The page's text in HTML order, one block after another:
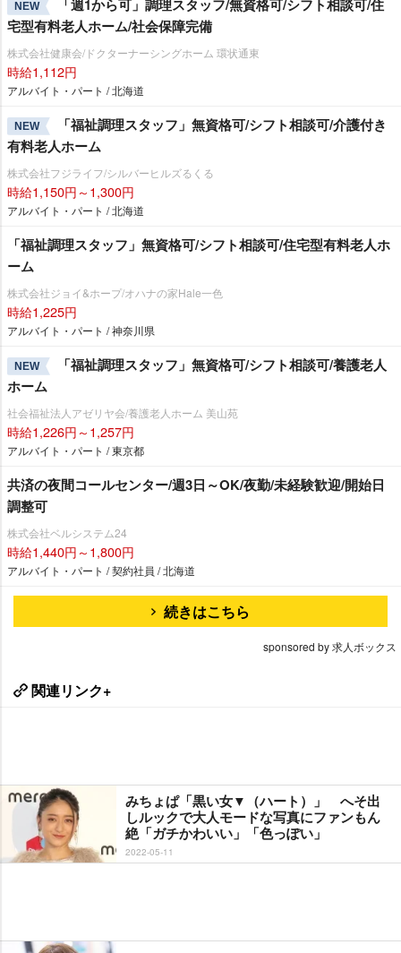
NEW
「週1から可」調理スタッフ/無資格可/シフト相談可/住
宅型有料老人ホーム/社会保障完備
株式会社健康会/ドクターナーシングホーム 環状通東
時給1,112円
アルバイト・パート / 北海道
NEW
「福祉調理スタッフ」無資格可/シフト相談可/介護付き
有料老人ホーム
株式会社フジライフ/シルバーヒルズるくる
時給1,150円～1,300円
アルバイト・パート / 北海道
「福祉調理スタッフ」無資格可/シフト相談可/住宅型有料老人ホ
ーム
株式会社ジョイ&ホープ/オハナの家Hale一色
時給1,225円
アルバイト・パート / 神奈川県
NEW
「福祉調理スタッフ」無資格可/シフト相談可/養護老人
ホーム
社会福祉法人アゼリヤ会/養護老人ホーム 美山苑
時給1,226円～1,257円
アルバイト・パート / 東京都
共済の夜間コールセンター/週3日～OK/夜勤/未経験歓迎/開始日
調整可
株式会社ベルシステム24
時給1,440円～1,800円
アルバイト・パート / 契約社員 / 北海道
続きはこちら
sponsored by 求人ボックス
関連リンク+
みちょぱ「黒い女▼（ハート）」 へそ出
しルックで大人モードな写真にファンもん
絶「ガチかわいい」「色っぽい」
2022-05-11